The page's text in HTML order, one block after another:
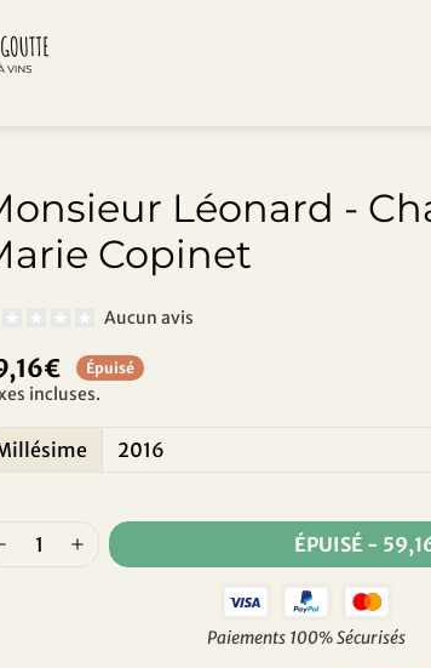
Léonard -
Copinet
Aucun avis
Épuisé
incluses.
ÉPUISÉ -
Paiements 100% Sécurisés